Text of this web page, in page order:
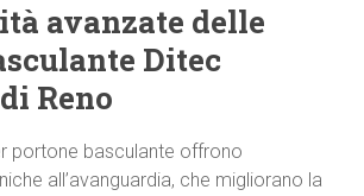
avanzate delle
Ditec
Reno
portone basculante offrono
all’avanguardia, che migliorano la